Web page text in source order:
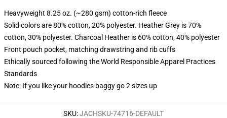
Heavyweight 8.25 oz. (~280 gsm) cotton-rich fleece
Solid colors are 80% cotton, 20% polyester. Heather Grey is 70%
cotton, 30% polyester. Charcoal Heather is 60% cotton, 40% polyester
Front pouch pocket, matching drawstring and rib cuffs
Ethically sourced following the World Responsible Apparel Practices
Standards
Note: If you like your hoodies baggy go 2 sizes up
SKU:JACHSKU-74716-DEFAULT